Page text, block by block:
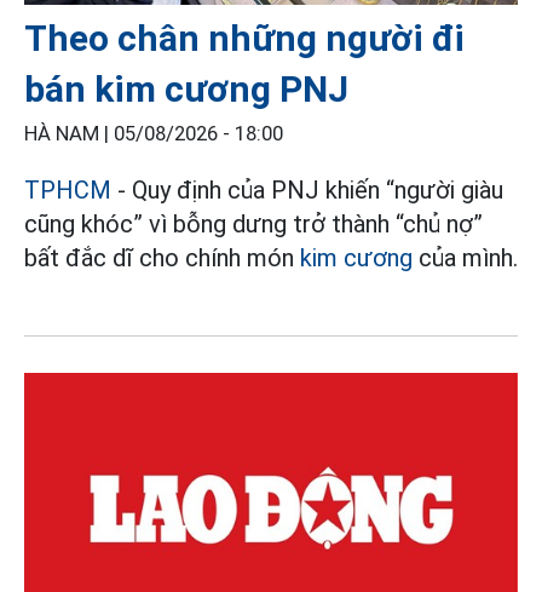
Theo chân những người đi
bán kim cương PNJ
HÀ NAM | 05/08/2026 - 18:00
TPHCM - Quy định của PNJ khiến “người giàu
cũng khóc” vì bỗng dưng trở thành “chủ nợ”
bất đắc dĩ cho chính món kim cương của mình.